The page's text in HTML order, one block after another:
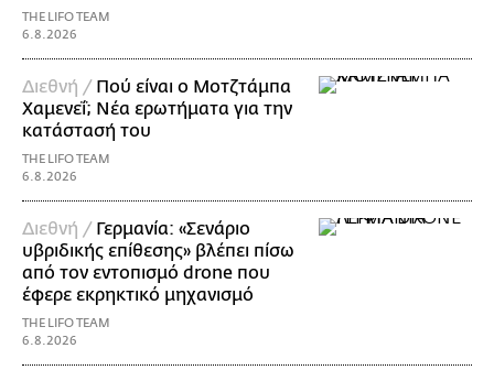
THE LIFO TEAM
6.8.2026
Διεθνή / Πού είναι ο Μοτζτάμπα
Χαμενεΐ; Νέα ερωτήματα για την
κατάστασή του
THE LIFO TEAM
6.8.2026
Διεθνή / Γερμανία: «Σενάριο
υβριδικής επίθεσης» βλέπει πίσω
από τον εντοπισμό drone που
έφερε εκρηκτικό μηχανισμό
THE LIFO TEAM
6.8.2026